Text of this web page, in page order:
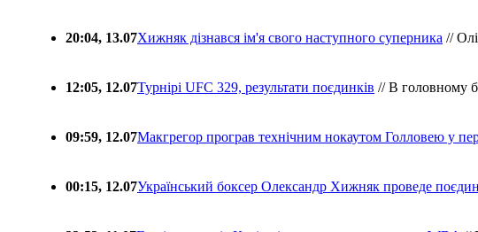
20:04, 13.07Хижняк дізнався ім'я свого наступного суперника //
12:05, 12.07Турнірі UFC 329, результати поєдинків // В головному
09:59, 12.07Макгрегор програв технічним нокаутом Голловею у
00:15, 12.07Український боксер Олександр Хижняк проведе